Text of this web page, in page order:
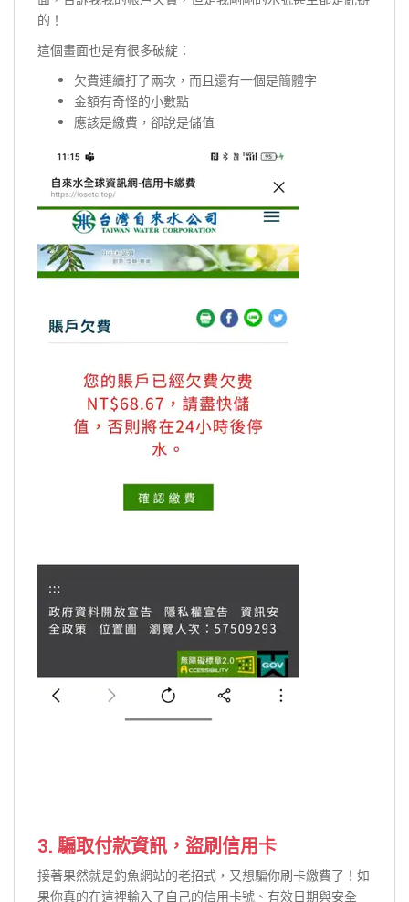
的！
這個畫面也是有很多破綻：
欠費連續打了兩次，而且還有一個是簡體字
金額有奇怪的小數點
應該是繳費，卻說是儲值
3. 騙取付款資訊，盜刷信用卡
接著果然就是釣魚網站的老招式，又想騙你刷卡繳費了！如
果你真的在這裡輸入了自己的信用卡號、有效日期與安全